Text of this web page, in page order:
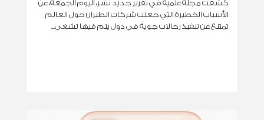
كشفت مجلة علمية في تقرير جديد نشر، اليوم الجمعة، عن
الأسباب الخطيرة التي جعلت شركات الطيران حول العالم
تمتنع عن تنفيذ رحالات جوية في دول يتم فيها تشغي...